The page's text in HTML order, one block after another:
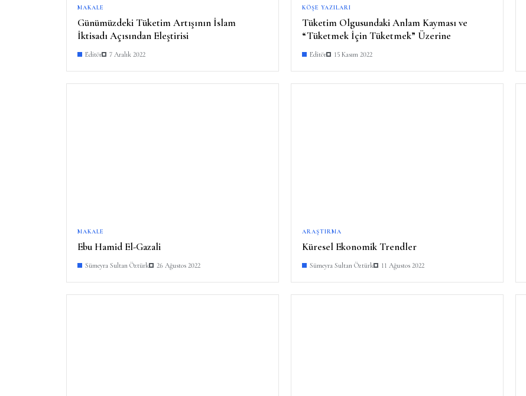
MAKALE
Günümüzdeki Tüketim Artışının İslam
İktisadı Açısından Eleştirisi
Editör 7 Aralık 2022
KÖŞE YAZILARI
Tüketim Olgusundaki Anlam Kayması ve
“Tüketmek İçin Tüketmek” Üzerine
Editör 15 Kasım 2022
MAKALE
Ebu Hamid El-Gazali
Sümeyra Sultan Öztürk 26 Ağustos 2022
ARAŞTIRMA
Küresel Ekonomik Trendler
Sümeyra Sultan Öztürk 11 Ağustos 2022